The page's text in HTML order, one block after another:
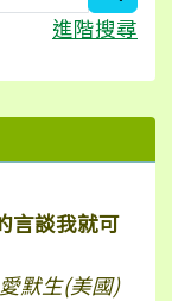
進階搜尋
言談我就可
愛默生(美國)